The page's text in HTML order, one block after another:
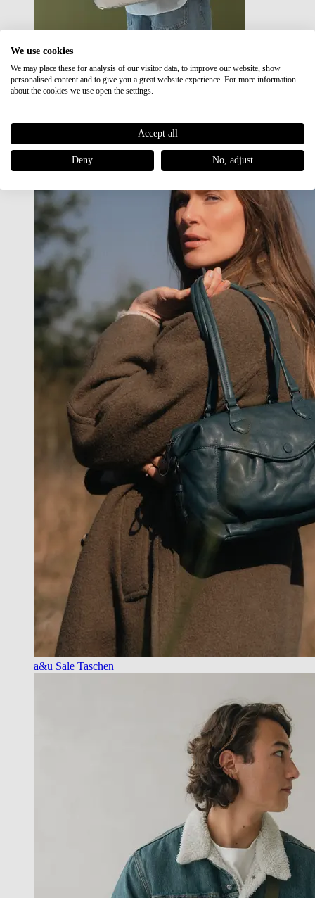
Japan RE lite
Sale
a&u Sale Taschen
We use cookies
We may place these for analysis of our visitor data, to improve our website, show
personalised content and to give you a great website experience. For more information
about the cookies we use open the settings.
Accept all
Deny No, adjust